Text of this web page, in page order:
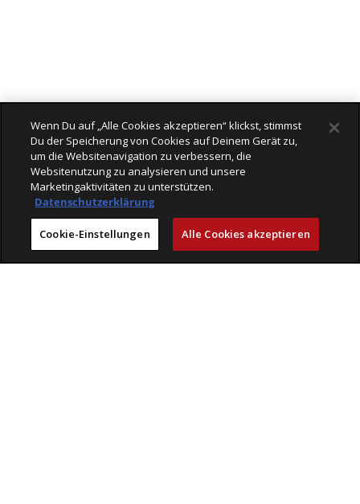
Läden
Mit Freude einkaufen bei Veloplus
Wenn Du auf „Alle Cookies akzeptieren“ klickst, stimmst
Du der Speicherung von Cookies auf Deinem Gerät zu,
um die Websitenavigation zu verbessern, die
Websitenutzung zu analysieren und unsere
Marketingaktivitäten zu unterstützen.
Datenschutzerklärung
Cookie-Einstellungen Alle Cookies akzeptieren